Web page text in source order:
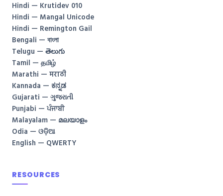
Hindi — Krutidev 010
Hindi — Mangal Unicode
Hindi — Remington Gail
Bengali — বাংলা
Telugu — తెలుగు
Tamil — தமிழ்
Marathi — मराठी
Kannada — ಕನ್ನಡ
Gujarati — ગુજરાતી
Punjabi — ਪੰਜਾਬੀ
Malayalam — മലയാളം
Odia — ଓଡ଼ିଆ
English — QWERTY
RESOURCES